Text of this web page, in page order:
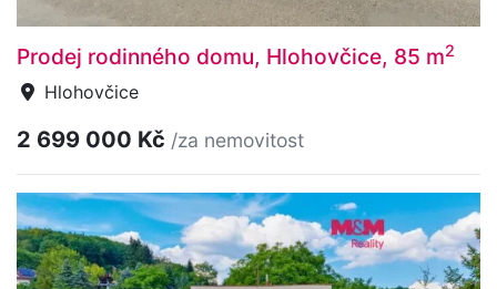
Prodej rodinného domu, Hlohovčice, 85 m2
Hlohovčice
2 699 000 Kč /za nemovitost